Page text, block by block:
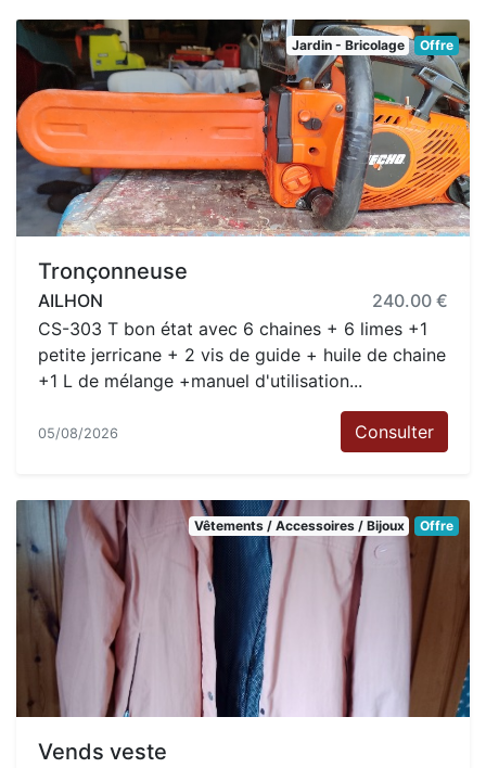
Jardin - Bricolage Offre
Tronçonneuse
AILHON
240.00 €
CS-303 T bon état avec 6 chaines + 6 limes +1
petite jerricane + 2 vis de guide + huile de chaine
+1 L de mélange +manuel d'utilisation...
05/08/2026 Consulter
Vêtements / Accessoires / Bijoux Offre
Vends veste